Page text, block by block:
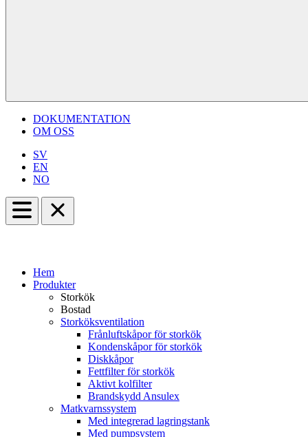
DOKUMENTATION
OM OSS
SV
EN
NO
Hem
Produkter
Storkök
Bostad
Storköksventilation
Frånluftskåpor för storkök
Kondenskåpor för storkök
Diskkåpor
Fettfilter för storkök
Aktivt kolfilter
Brandskydd Ansulex
Matkvarnssystem
Med integrerad lagringstank
Med pumpsystem